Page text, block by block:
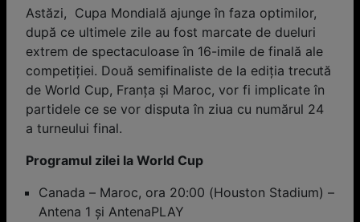
Astăzi, Cupa Mondială ajunge în faza optimilor,
după ce ultimele zile au fost marcate de dueluri
extrem de spectaculoase în 16-imile de finală ale
competiției. Două semifinaliste de la ediția trecută
de World Cup, Franța și Maroc, vor fi implicate în
partidele ce se vor disputa în ziua cu numărul 24
a turneului final.
Programul zilei la World Cup
Canada – Maroc, ora 20:00 (Houston Stadium) –
Antena 1 și AntenaPLAY